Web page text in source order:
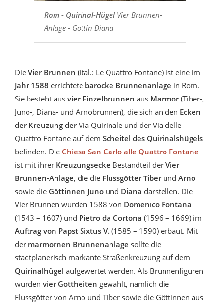
Rom - Quirinal-HügelVier Brunnen-
Anlage - Göttin Diana
Die Vier Brunnen (ital.: Le Quattro Fontane) ist eine im
Jahr 1588 errichtete barocke Brunnenanlage in Rom.
Sie besteht aus vier Einzelbrunnen aus Marmor(Tiber-,
Juno-, Diana- und Arnobrunnen), die sich an den Ecken
der Kreuzung derVia Quirinale und der Via delle
Quattro Fontane auf dem Scheitel des Quirinalshügels
befinden. Die Chiesa San Carlo alle Quattro Fontane
ist mit ihrer Kreuzungsecke Bestandteil der Vier
Brunnen-Anlage, die die Flussgötter Tiber und Arno
sowie die Göttinnen Juno und Diana darstellen. Die
Vier Brunnen wurden 1588 von Domenico Fontana
(1543 – 1607) und Pietro da Cortona (1596 – 1669) im
Auftrag von Papst Sixtus V. (1585 – 1590) erbaut. Mit
der marmornen Brunnenanlage sollte die
stadtplanerisch markante Straßenkreuzung auf dem
Quirinalhügel aufgewertet werden. Als Brunnenfiguren
wurden vier Gottheiten gewählt, nämlich die
Flussgötter von Arno und Tiber sowie die Göttinnen aus